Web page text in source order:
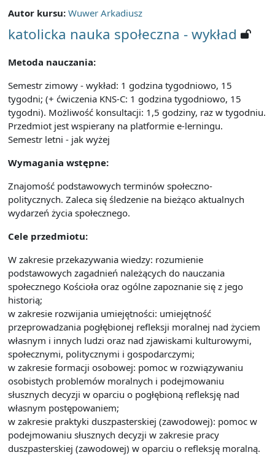
Autor kursu: Wuwer Arkadiusz
katolicka nauka społeczna - wykład
Metoda nauczania:
Semestr zimowy - wykład: 1 godzina tygodniowo, 15
tygodni; (+ ćwiczenia KNS-C: 1 godzina tygodniowo, 15
tygodni). Możliwość konsultacji: 1,5 godziny, raz w tygodniu.
Przedmiot jest wspierany na platformie e-lerningu.
Semestr letni - jak wyżej
Wymagania wstępne:
Znajomość podstawowych terminów społeczno-
politycznych. Zaleca się śledzenie na bieżąco aktualnych
wydarzeń życia społecznego.
Cele przedmiotu:
W zakresie przekazywania wiedzy: rozumienie
podstawowych zagadnień należących do nauczania
społecznego Kościoła oraz ogólne zapoznanie się z jego
historią;
w zakresie rozwijania umiejętności: umiejętność
przeprowadzania pogłębionej refleksji moralnej nad życiem
własnym i innych ludzi oraz nad zjawiskami kulturowymi,
społecznymi, politycznymi i gospodarczymi;
w zakresie formacji osobowej: pomoc w rozwiązywaniu
osobistych problemów moralnych i podejmowaniu
słusznych decyzji w oparciu o pogłębioną refleksję nad
własnym postępowaniem;
w zakresie praktyki duszpasterskiej (zawodowej): pomoc w
podejmowaniu słusznych decyzji w zakresie pracy
duszpasterskiej (zawodowej) w oparciu o refleksję moralną.